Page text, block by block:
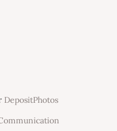
DepositPhotos